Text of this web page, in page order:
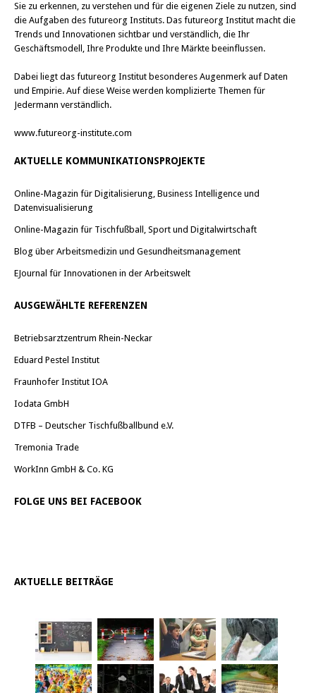
Sie zu erkennen, zu verstehen und für die eigenen Ziele zu nutzen, sind
die Aufgaben des futureorg Instituts. Das futureorg Institut macht die
Trends und Innovationen sichtbar und verständlich, die Ihr
Geschäftsmodell, Ihre Produkte und Ihre Märkte beeinflussen.
Dabei liegt das futureorg Institut besonderes Augenmerk auf Daten
und Empirie. Auf diese Weise werden komplizierte Themen für
Jedermann verständlich.
www.futureorg-institute.com
AKTUELLE KOMMUNIKATIONSPROJEKTE
Online-Magazin für Digitalisierung, Business Intelligence und
Datenvisualisierung
Online-Magazin für Tischfußball, Sport und Digitalwirtschaft
Blog über Arbeitsmedizin und Gesundheitsmanagement
EJournal für Innovationen in der Arbeitswelt
AUSGEWÄHLTE REFERENZEN
Betriebsarztzentrum Rhein-Neckar
Eduard Pestel Institut
Fraunhofer Institut IOA
Iodata GmbH
DTFB – Deutscher Tischfußballbund e.V.
Tremonia Trade
WorkInn GmbH & Co. KG
FOLGE UNS BEI FACEBOOK
AKTUELLE BEITRÄGE